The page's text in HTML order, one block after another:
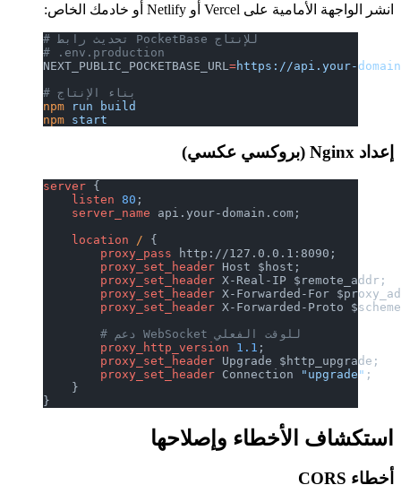
انشر الواجهة الأمامية على Vercel أو Netlify أو خادمك الخاص:
# تحديث رابط PocketBase للإنتاج
# .env.production
NEXT_PUBLIC_POCKETBASE_URL=https://api.your-
# بناء الإنتاج
npm
run
build
npm start
إعداد Nginx (بروكسي عكسي)
server {
    listen
80
    server_name
api.your-domain.com;
    location
/
        proxy_pass
http://127.0.0.1:8090;
        proxy_set_header
Host $host;
        proxy_set_header
X-Real-IP $remote_addr;
        proxy_set_header
X-Forwarded-For
        proxy_set_header
X-Forwarded-Proto
        # دعم WebSocket للوقت الفعلي
        proxy_http_version
1.1
        proxy_set_header
Upgrade $http_upgrade;
        proxy_set_header
Connection "upgrade"
    }
استكشاف الأخطاء وإصلاحها
أخطاء CORS